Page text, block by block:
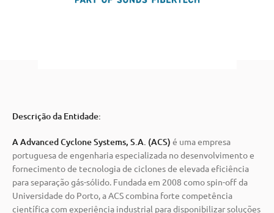
Descrição da Entidade:
A Advanced Cyclone Systems, S.A. (ACS) é uma empresa
portuguesa de engenharia especializada no desenvolvimento e
fornecimento de tecnologia de ciclones de elevada eficiência
para separação gás-sólido. Fundada em 2008 como spin-off da
Universidade do Porto, a ACS combina forte competência
científica com experiência industrial para disponibilizar soluções